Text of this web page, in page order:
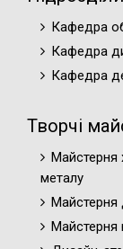
Кафедра
Кафедра
Кафедра
Творчі
Майстерня
металу
Майстерня
Майстерня